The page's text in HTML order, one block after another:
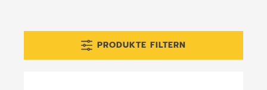
PRODUKTE FILTERN